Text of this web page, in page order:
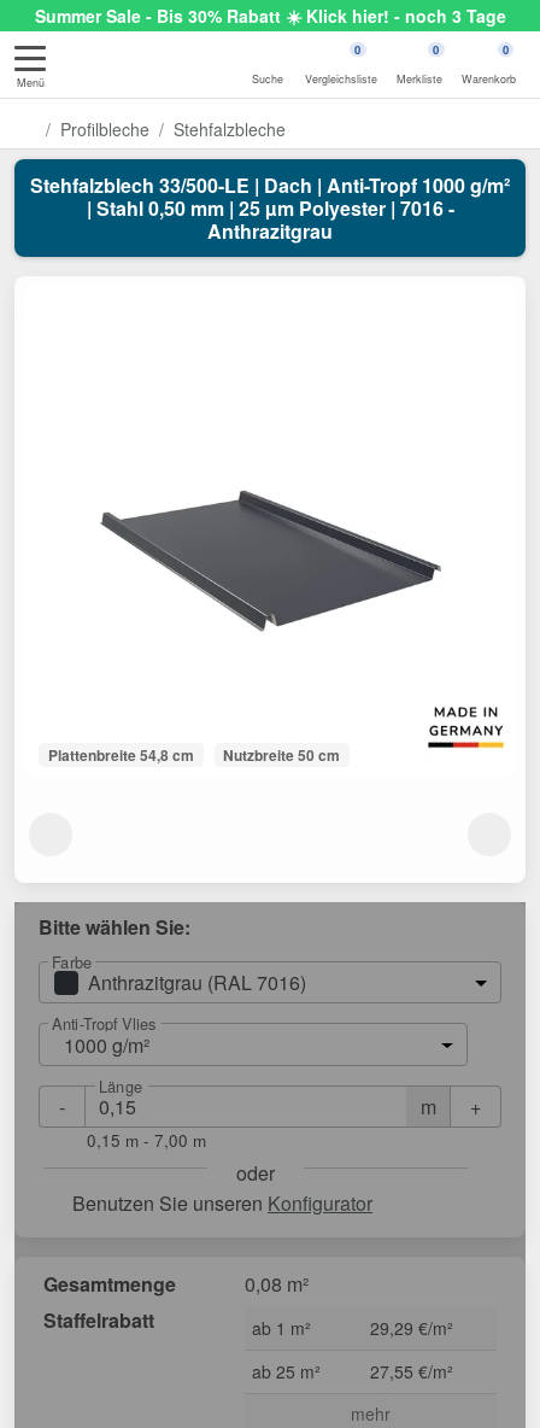
Summer Sale - Bis 30% Rabatt ☀️ Klick hier! - noch 3 Tage
Menü Suche
0
Vergleichsliste
0
Merkliste
0
Warenkorb
Profilbleche Stehfalzbleche
Stehfalzblech 33/500-LE | Dach | Anti-Tropf 1000 g/m²
| Stahl 0,50 mm | 25 µm Polyester | 7016 -
Anthrazitgrau
Plattenbreite 54,8 cm Nutzbreite 50 cm
Bitte wählen Sie:
Farbe
Anthrazitgrau (RAL 7016)
Anti-Tropf Vlies
1000 g/m²
- m
Länge
+
0,15 m - 7,00 m
oder
Benutzen Sie unseren Konfigurator
Gesamtmenge
0,08 m²
Staffelrabatt
ab 1 m²
29,29 €/m²
ab 25 m²
27,55 €/m²
mehr